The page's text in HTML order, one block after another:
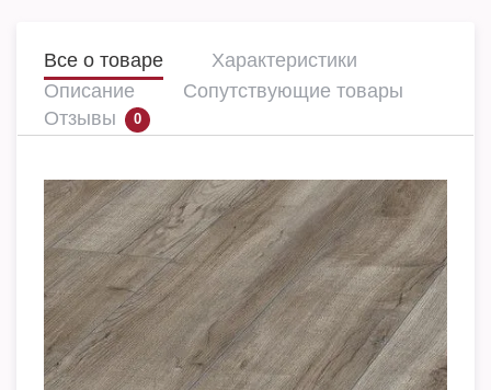
Все о товаре
Характеристики
Описание
Сопутствующие товары
Отзывы
0